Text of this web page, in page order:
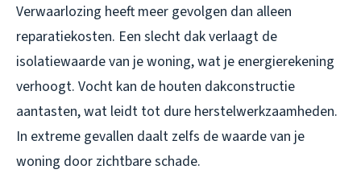
Verwaarlozing heeft meer gevolgen dan alleen
reparatiekosten. Een slecht dak verlaagt de
isolatiewaarde van je woning, wat je energierekening
verhoogt. Vocht kan de houten dakconstructie
aantasten, wat leidt tot dure herstelwerkzaamheden.
In extreme gevallen daalt zelfs de waarde van je
woning door zichtbare schade.